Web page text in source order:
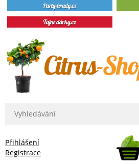
Přihlášení
Registrace